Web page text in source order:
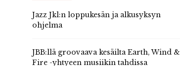
Jazz Jkl:n loppukesän ja alkusyksyn
ohjelma
JBB:llä groovaava kesäilta Earth, Wind &
Fire -yhtyeen musiikin tahdissa